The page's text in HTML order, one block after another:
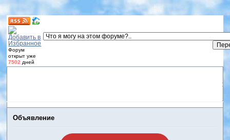
Форум
открыт уже
7502 дней
Объявление